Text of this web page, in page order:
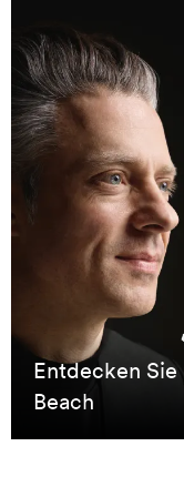
Entdecken
Beach
Entdecken
Beach